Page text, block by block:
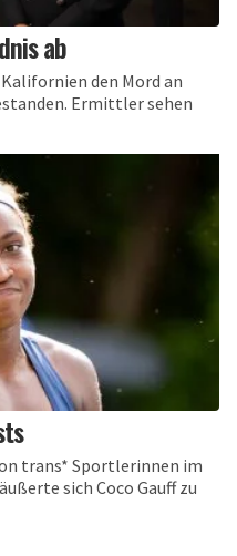
ab
den Mord an
Ermittler sehen
trans* Sportlerinnen im
sich Coco Gauff zu